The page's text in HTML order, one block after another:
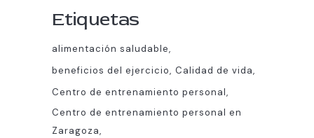
Etiquetas
alimentación saludable
beneficios del ejercicio
Calidad de vida
Centro de entrenamiento personal
Centro de entrenamiento personal en
Zaragoza